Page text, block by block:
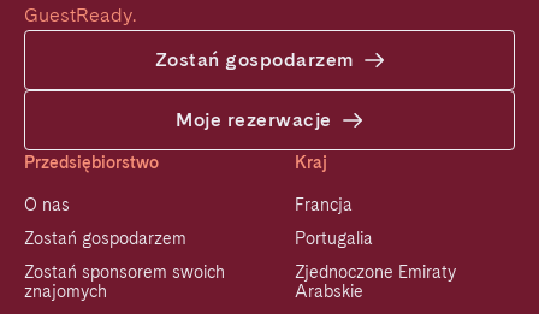
GuestReady.
Zostań gospodarzem
Moje rezerwacje
Przedsiębiorstwo
O nas
Zostań gospodarzem
Zostań sponsorem swoich
znajomych
Kraj
Francja
Portugalia
Zjednoczone Emiraty
Arabskie